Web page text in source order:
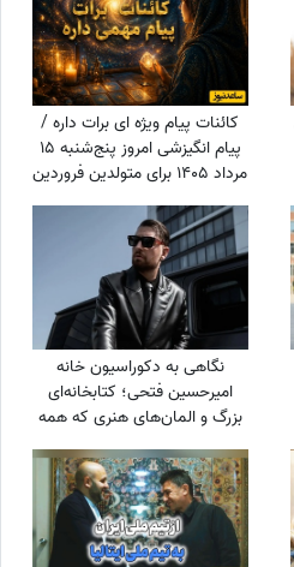
کائنات پیام ویژه ای برات داره /
پیام انگیزشی امروز پنج‌شنبه 15
مرداد 1405 برای متولدین فروردین
تا اسفند: هرگز، هرگز تسلیم نشو
+ ویدئو
نگاهی به دکوراسیون خانه
امیرحسین فتحی؛ کتابخانه‌ای
بزرگ و المان‌های هنری که همه
را غافلگیر کرد/ بیخود نیست
بهش میگن آقازاده سینمای ایران